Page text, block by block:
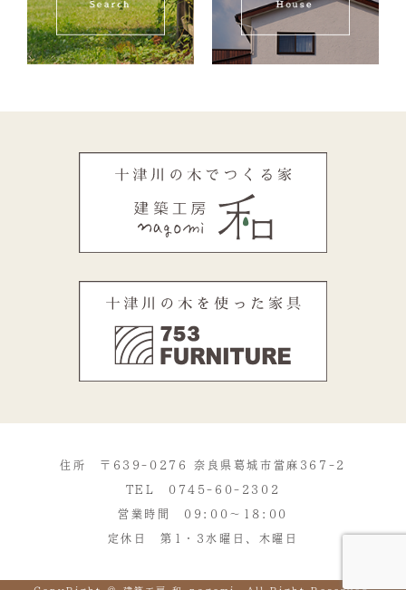
住所 〒639-0276 奈良県葛城市當麻367-2
TEL 0745-60-2302
営業時間 09:00～18:00
定休日 第1・3水曜日、木曜日